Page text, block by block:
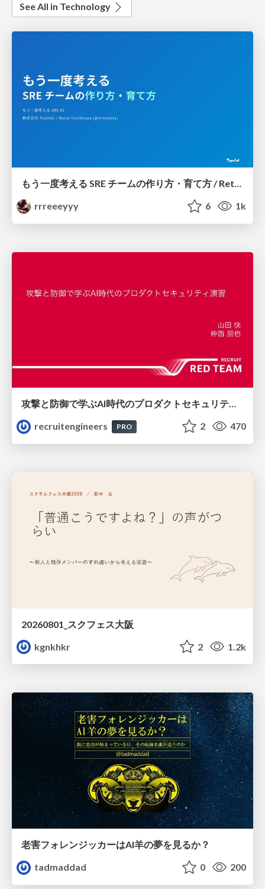
See All in Technology
rrreeeyyy
6 1k
攻撃と防御で学ぶAI時代のプロダクトセキュリティ演習
recruitengineers
PRO 2 470
20260801_スクフェス大阪
kgnkhkr
2 1.2k
老害フォレンジッカーはAI羊の夢を見るか？
tadmaddad
0 200